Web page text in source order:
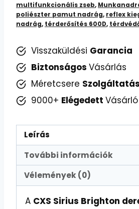
multifunkcionális zseb,
poliészter pamut nadrág, reflex
nadrág, térderősítés 600D,
Visszaküldési Garancia
Biztonságos Vásárlás
Méretcsere Szolgáltatás
9000+ Elégedett Vásárló
Leírás
További információk
Vélemények (0)
A CXS Sirius Brighton